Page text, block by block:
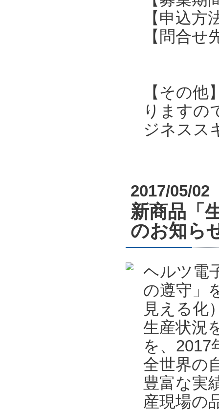
【申込
【問合
【その
りますの
ジネスス
2017/05/02
新商品「
のお知ら
ヘルツ電
の遵守」
見える化
生産状況
を、2017
全世界の
豊富な実
産現場の